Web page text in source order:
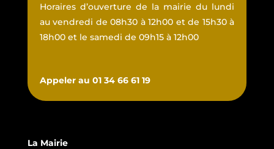
Horaires d’ouverture de la mairie du lundi
au vendredi de 08h30 à 12h00 et de 15h30 à
18h00 et le samedi de 09h15 à 12h00
Appeler au 01 34 66 61 19
La Mairie